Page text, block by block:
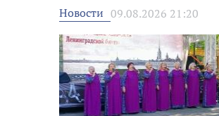
Новости 09.08.2026 21:20